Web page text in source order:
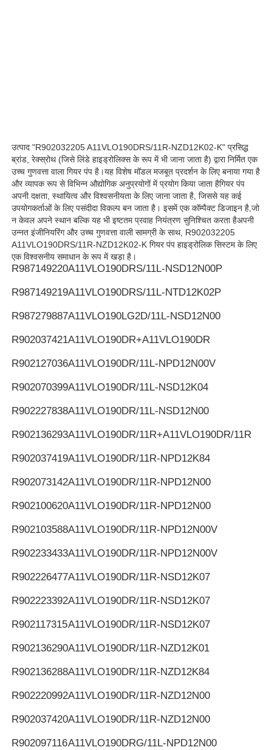
मामले
उद्धरण मांगें
Rexroth हाइड्रोलिक पंप
पार्कर हाइड्रोलिक पंप
विकर्स हाइड्रोलिक पंप
रेक्स्रोथ फ़िल्टर सहायक उपकरण
YUKEN हाइड्रोलिक वाल्व
उत्पाद "R902032205 A11VLO190DRS/11R-NZD12K02-K" प्रसिद्ध
ब्रांड, रेक्स्रोथ (जिसे लिंडे हाइड्रोलिक्स के रूप में भी जाना जाता है) द्वारा निर्मित एक
उच्च गुणवत्ता वाला गियर पंप है।यह विशेष मॉडल मजबूत प्रदर्शन के लिए बनाया गया है
और व्यापक रूप से विभिन्न औद्योगिक अनुप्रयोगों में प्रयोग किया जाता हैगियर पंप
अपनी दक्षता, स्थायित्व और विश्वसनीयता के लिए जाना जाता है, जिससे यह कई
उपयोगकर्ताओं के लिए पसंदीदा विकल्प बन जाता है। इसमें एक कॉम्पैक्ट डिजाइन है,जो
न केवल अपने स्थान बल्कि यह भी इष्टतम प्रवाह नियंत्रण सुनिश्चित करता हैअपनी
उन्नत इंजीनियरिंग और उच्च गुणवत्ता वाली सामग्री के साथ, R902032205
A11VLO190DRS/11R-NZD12K02-K गियर पंप हाइड्रोलिक सिस्टम के लिए
एक विश्वसनीय समाधान के रूप में खड़ा है।
R987149220A11VLO190DRS/11L-NSD12N00P
R987149219A11VLO190DRS/11L-NTD12K02P
R987279887A11VLO190LG2D/11L-NSD12N00
R902037421A11VLO190DR+A11VLO190DR
R902127036A11VLO190DR/11L-NPD12N00V
R902070399A11VLO190DR/11L-NSD12K04
R902227838A11VLO190DR/11L-NSD12N00
R902136293A11VLO190DR/11R+A11VLO190DR/11R
R902037419A11VLO190DR/11R-NPD12K84
R902073142A11VLO190DR/11R-NPD12N00
R902100620A11VLO190DR/11R-NPD12N00
R902103588A11VLO190DR/11R-NPD12N00V
R902233433A11VLO190DR/11R-NPD12N00V
R902226477A11VLO190DR/11R-NSD12K07
R902223392A11VLO190DR/11R-NSD12K07
R902117315A11VLO190DR/11R-NSD12K07
R902136290A11VLO190DR/11R-NZD12K01
R902136288A11VLO190DR/11R-NZD12K84
R902220992A11VLO190DR/11R-NZD12N00
R902037420A11VLO190DR/11R-NZD12N00
R902097116A11VLO190DRG/11L-NPD12N00